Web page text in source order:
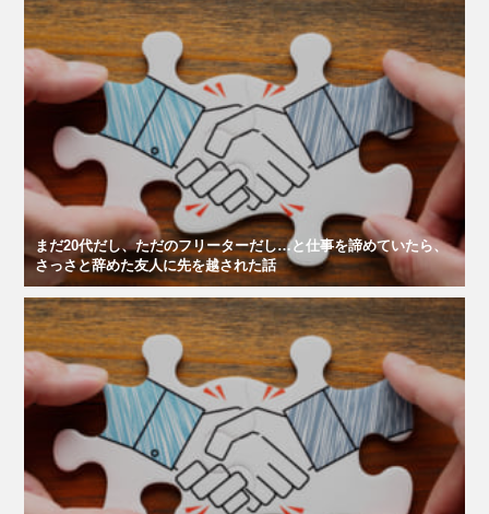
まだ20代だし、ただのフリーターだし…と仕事を諦めていたら、
さっさと辞めた友人に先を越された話